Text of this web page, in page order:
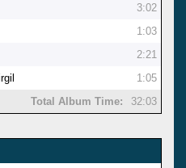
3:02
1:03
2:21
1:05
Total Album Time:
32:03